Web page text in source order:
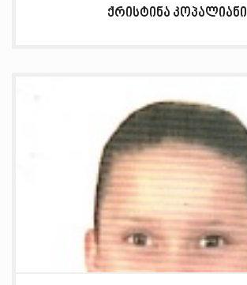
ქრისტინა კოპალიანი